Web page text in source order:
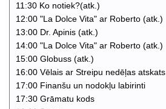
11:30 Ko notiek?(atk.)
12:00 "La Dolce Vita" ar Roberto (atk.)
13:00 Dr. Apinis (atk.)
14:00 "La Dolce Vita" ar Roberto (atk.)
15:00 Globuss (atk.)
16:00 Vēlais ar Streipu nedēļas atskats
17:00 Finanšu un nodokļu labirinti
17:30 Grāmatu kods